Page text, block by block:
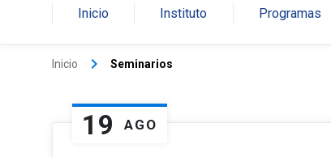
Inicio Instituto Programas
Inicio keyboard_arrow_right Seminarios
19 AGO